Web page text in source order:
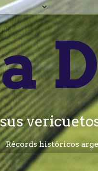
Récords históricos